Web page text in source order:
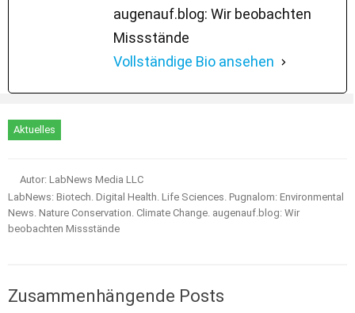
augenauf.blog: Wir beobachten
Missstände
Vollständige Bio ansehen
Aktuelles
Autor: LabNews Media LLC
LabNews: Biotech. Digital Health. Life Sciences. Pugnalom: Environmental
News. Nature Conservation. Climate Change. augenauf.blog: Wir
beobachten Missstände
Zusammenhängende Posts